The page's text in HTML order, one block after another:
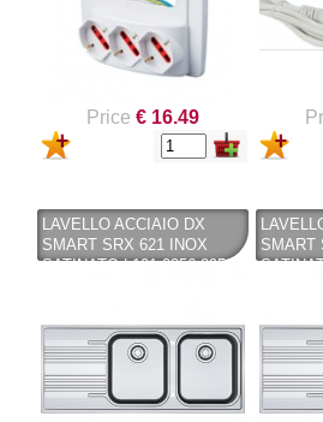
Price € 16.49
LAVELLO ACCIAIO DX
SMART SRX 621 INOX
SATINATO | 101.0356.895
SMART